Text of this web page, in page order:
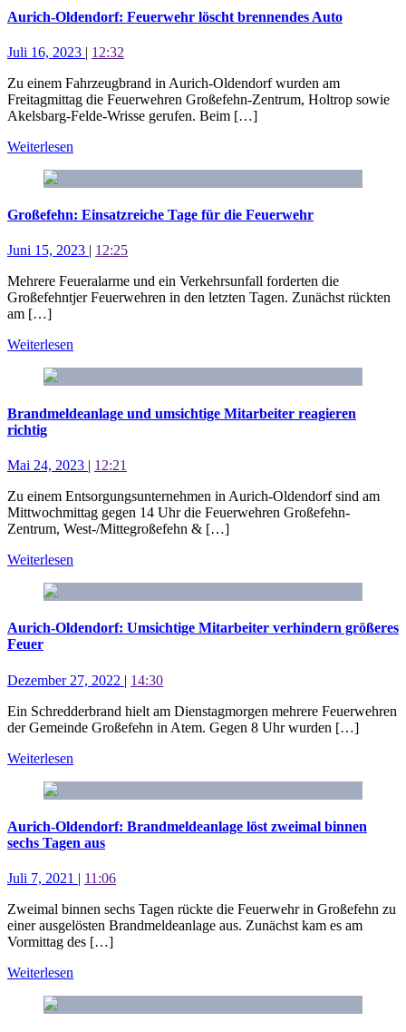
Aurich-Oldendorf: Feuerwehr löscht brennendes Auto
Juli 16, 2023 | 12:32
Zu einem Fahrzeugbrand in Aurich-Oldendorf wurden am
Freitagmittag die Feuerwehren Großefehn-Zentrum, Holtrop sowie
Akelsbarg-Felde-Wrisse gerufen. Beim […]
Weiterlesen
Großefehn: Einsatzreiche Tage für die Feuerwehr
Juni 15, 2023 | 12:25
Mehrere Feueralarme und ein Verkehrsunfall forderten die
Großefehntjer Feuerwehren in den letzten Tagen. Zunächst rückten
am […]
Weiterlesen
Brandmeldeanlage und umsichtige Mitarbeiter reagieren
richtig
Mai 24, 2023 | 12:21
Zu einem Entsorgungsunternehmen in Aurich-Oldendorf sind am
Mittwochmittag gegen 14 Uhr die Feuerwehren Großefehn-
Zentrum, West-/Mittegroßefehn & […]
Weiterlesen
Aurich-Oldendorf: Umsichtige Mitarbeiter verhindern größeres
Feuer
Dezember 27, 2022 | 14:30
Ein Schredderbrand hielt am Dienstagmorgen mehrere Feuerwehren
der Gemeinde Großefehn in Atem. Gegen 8 Uhr wurden […]
Weiterlesen
Aurich-Oldendorf: Brandmeldeanlage löst zweimal binnen
sechs Tagen aus
Juli 7, 2021 | 11:06
Zweimal binnen sechs Tagen rückte die Feuerwehr in Großefehn zu
einer ausgelösten Brandmeldeanlage aus. Zunächst kam es am
Vormittag des […]
Weiterlesen